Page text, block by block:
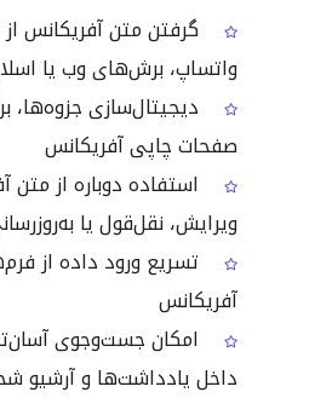
گرفتن متن آفریکانس
واتساپ، برش‌های وب یا
دیجیتال‌سازی
صفحات چاپی آفریکانس
استفاده دوباره از متن
ویرایش، نقل‌قول یا
تسریع ورود داده از
آفریکانس
امکان جست‌وجوی
داخل یادداشت‌ها و آرشیو